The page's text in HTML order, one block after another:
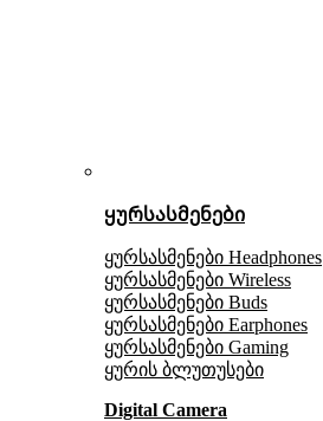
ყურსასმენები
ყურსასმენები Headphones
ყურსასმენები Wireless
ყურსასმენები Buds
ყურსასმენები Earphones
ყურსასმენები Gaming
ყურის ბლუთუსები
Digital Camera